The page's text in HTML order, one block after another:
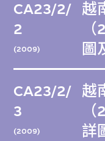
CA23/2/
2
(2009)
越
圖
CA23/2/
3
(2009)
越
詳